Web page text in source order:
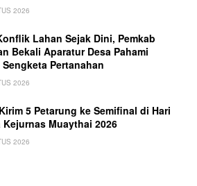
2026
Lahan Sejak Dini, Pemkab
Bekali Aparatur Desa Pahami
Pertanahan
2026
5 Petarung ke Semifinal di Hari
Kejurnas Muaythai 2026
2026